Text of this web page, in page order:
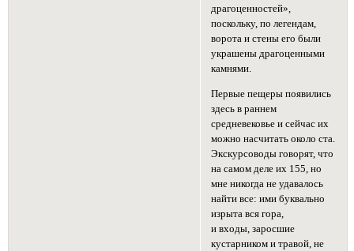
драгоценностей»,
поскольку, по легендам,
ворота и стены его были
украшены драгоценными
камнями.
Первые пещеры появились
здесь в раннем
средневековье и сейчас их
можно насчитать около ста.
Экскурсоводы говорят, что
на самом деле их 155, но
мне никогда не удавалось
найти все: ими буквально
изрыта вся гора,
и входы, заросшие
кустарником и травой, не